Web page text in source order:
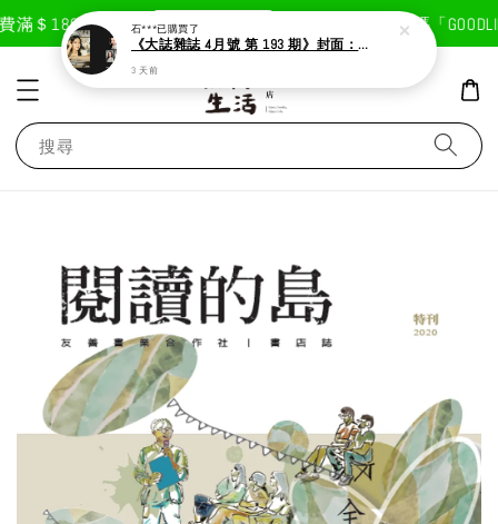
＄1800免運費 現在去購物！ 首次註冊輸入折扣碼「
搜尋
石***已購買了
《大誌雜誌 4月號 第 193 期》封面：Solar 頌樂
3 天前